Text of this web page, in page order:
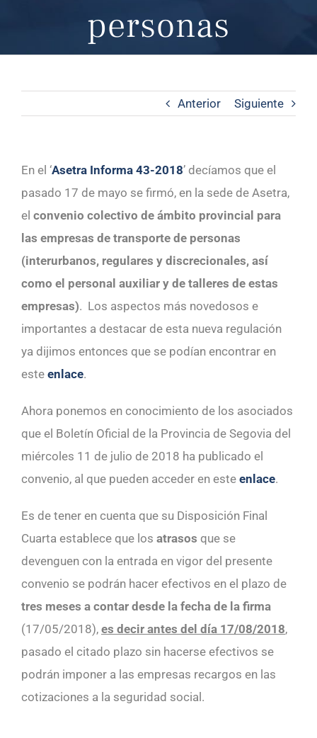
personas
Anterior Siguiente
En el ‘Asetra Informa 43-2018’ decíamos que el
pasado 17 de mayo se firmó, en la sede de Asetra,
el convenio colectivo de ámbito provincial para
las empresas de transporte de personas
(interurbanos, regulares y discrecionales, así
como el personal auxiliar y de talleres de estas
empresas). Los aspectos más novedosos e
importantes a destacar de esta nueva regulación
ya dijimos entonces que se podían encontrar en
este enlace.
Ahora ponemos en conocimiento de los asociados
que el Boletín Oficial de la Provincia de Segovia del
miércoles 11 de julio de 2018 ha publicado el
convenio, al que pueden acceder en este enlace.
Es de tener en cuenta que su Disposición Final
Cuarta establece que los atrasos que se
devenguen con la entrada en vigor del presente
convenio se podrán hacer efectivos en el plazo de
tres meses a contar desde la fecha de la firma
(17/05/2018), es decir antes del día 17/08/2018,
pasado el citado plazo sin hacerse efectivos se
podrán imponer a las empresas recargos en las
cotizaciones a la seguridad social.